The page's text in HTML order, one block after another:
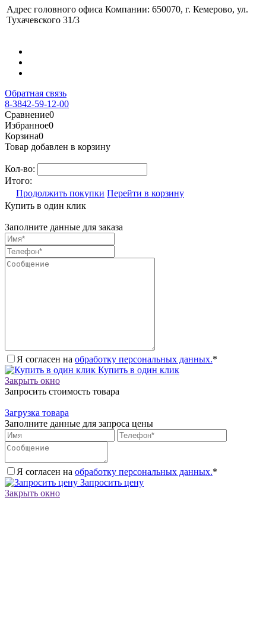
Адрес головного офиса Компании: 650070, г. Кемерово, ул.
Тухачевского 31/3
Обратная связь
8-3842-59-12-00
Сравнение0
Избранное0
Корзина0
Товар добавлен в корзину
Кол-во:
Итого:
Продолжить покупки Перейти в корзину
Купить в один клик
Заполните данные для заказа
Я согласен на обработку персональных данных.*
Купить в один клик
Закрыть окно
Запросить стоимость товара
Загрузка товара
Заполните данные для запроса цены
Я согласен на обработку персональных данных.*
Запросить цену
Закрыть окно